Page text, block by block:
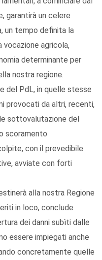
garantirà un celere
un tempo definita la
vocazione agricola,
determinante per
nostra regione.
del PdL, in quelle stesse
provocati da altri, recenti,
sottovalutazione del
scoramento
con il prevedibile
avviate con forti
alla nostra Regione
in loco, conclude
dei danni subìti dalle
essere impiegati anche
concretamente quelle